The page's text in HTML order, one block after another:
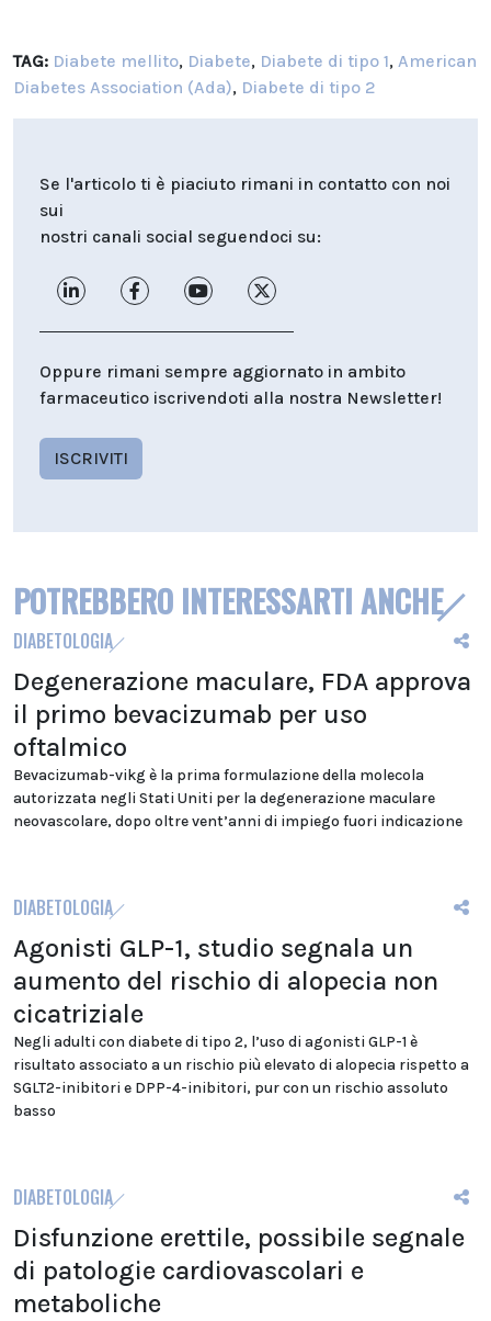
TAG: Diabete mellito, Diabete, Diabete di tipo 1, American
Diabetes Association (Ada), Diabete di tipo 2
Se l'articolo ti è piaciuto rimani in contatto con noi
sui
nostri canali social seguendoci su:
Oppure rimani sempre aggiornato in ambito
farmaceutico iscrivendoti alla nostra Newsletter!
ISCRIVITI
POTREBBERO INTERESSARTI ANCHE
DIABETOLOGIA
Degenerazione maculare, FDA approva
il primo bevacizumab per uso
oftalmico
Bevacizumab-vikg è la prima formulazione della molecola
autorizzata negli Stati Uniti per la degenerazione maculare
neovascolare, dopo oltre vent’anni di impiego fuori indicazione
DIABETOLOGIA
Agonisti GLP-1, studio segnala un
aumento del rischio di alopecia non
cicatriziale
Negli adulti con diabete di tipo 2, l’uso di agonisti GLP-1 è
risultato associato a un rischio più elevato di alopecia rispetto a
SGLT2-inibitori e DPP-4-inibitori, pur con un rischio assoluto
basso
DIABETOLOGIA
Disfunzione erettile, possibile segnale
di patologie cardiovascolari e
metaboliche